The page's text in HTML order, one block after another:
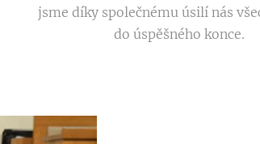
jsme díky společnému úsilí nás
do úspěšného konce.